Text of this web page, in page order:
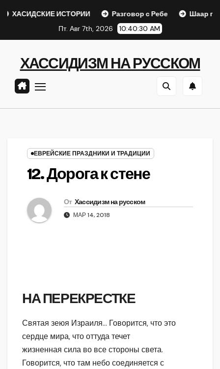
ИСТОРИИ Разговор с Ребе
Шаар гайихуд гл.
Пт. Авг 7th, 2026
10:40:31 AM
ХАССИДИЗМ НА РУССКОМ
ЕВРЕЙСКИЕ ПРАЗДНИКИ И ТРАДИЦИИ
12. Дорога к стене
От Хассидизм на русском
МАР 14, 2018
НА ПЕРЕКРЕСТКЕ
Святая зеюя Израиля… Говорится, что это
сердце мира, что оттуда течет
жизненная сила во все стороны света.
Говорится, что там небо соединяется с